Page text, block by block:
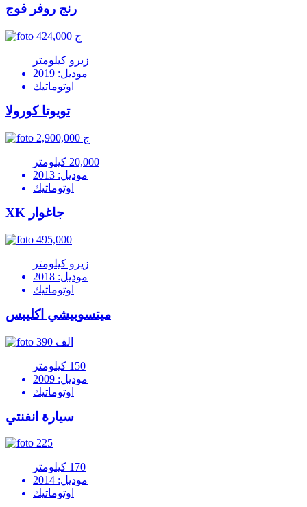
رنج روفر فوج
424,000 ج
زيرو كيلومتر
موديل: 2019
اوتوماتيك
تويوتا كورولا
2,900,000 ج
20,000 كيلومتر
موديل: 2013
اوتوماتيك
XK جاغوار
495,000
زيرو كيلومتر
موديل: 2018
اوتوماتيك
ميتسوبيشي اكليبس
390 الف
150 كيلومتر
موديل: 2009
اوتوماتيك
سيارة انفنتي
225
170 كيلومتر
موديل: 2014
اوتوماتيك